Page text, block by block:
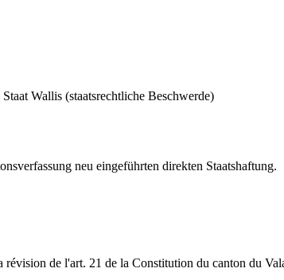
Wallis (staatsrechtliche Beschwerde)
neu eingeführten direkten Staatshaftung.
de l'art. 21 de la Constitution du canton du